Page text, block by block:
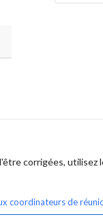
corrigées, utilisez
coordinateurs de